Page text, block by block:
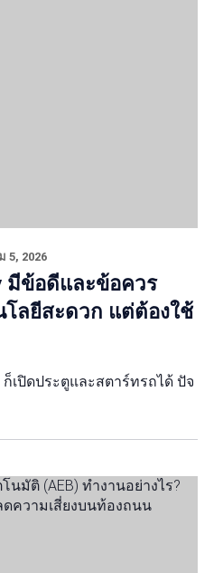
5, 2026
มีข้อดีและข้อควร
โลยีสะดวก แต่ต้องใช้
เปิดประตูและสตาร์ทรถได้ ปัจ